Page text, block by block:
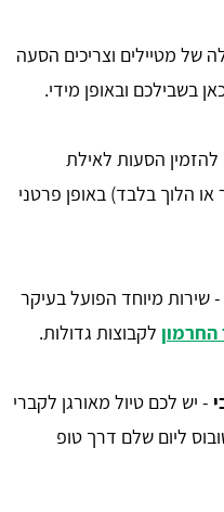
של מטיילים וצריכים הסעה
בשבילכם ובאופן מידי.
להזמין הסעות לאילת
או הלוך בלבד) באופן פרטני
- שירות מיוחד הפועל בעיקר
לקבוצות גדולות.
- יש לכם טיול מאורגן לקברי
ליום שלם דרך טופ